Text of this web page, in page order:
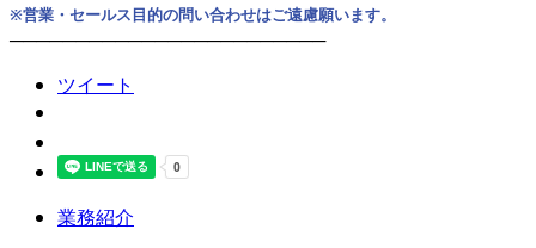
※営業・セールス目的の問い合わせはご遠慮願います。
────────────────────────
ツイート
業務紹介